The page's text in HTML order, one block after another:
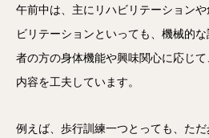
午前中は、主にリハビリテーション
ビリテーションといっても、機械的
者の方の身体機能や興味関心に応じ
内容を工夫しています。
例えば、歩行訓練一つとっても、た